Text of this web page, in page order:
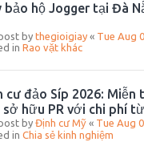
bảo hộ Jogger tại Đà
by thegioigiay « Tue Aug
in Rao vặt khác
cư đảo Síp 2026: Miễn
sở hữu PR với chi phí
by Định cư Mỹ « Tue Aug
in Chia sẻ kinh nghiệm